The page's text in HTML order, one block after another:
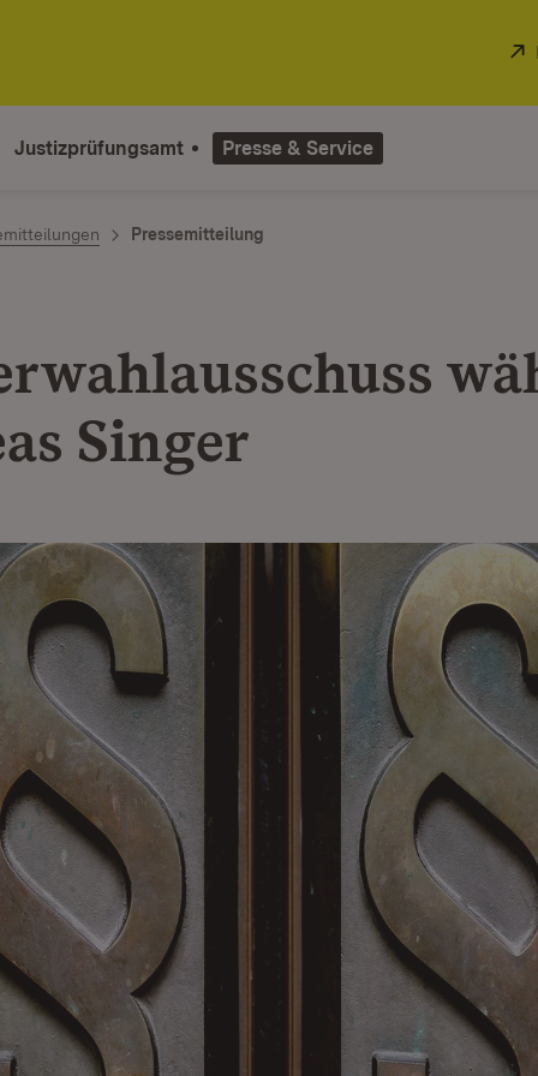
Justizprüfungsamt Presse & Service
Pressemitteilung
Singer